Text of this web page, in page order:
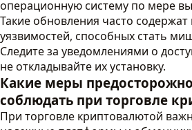
операционную систему по мере
Такие обновления часто
уязвимостей, способных стать
Следите за уведомлениями о
не откладывайте их установку.
Какие меры
соблюдать при торговле
При торговле криптовалютой